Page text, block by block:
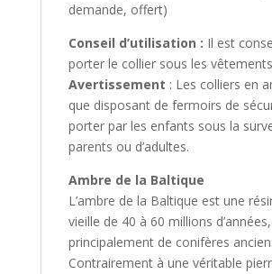
demande, offert)
Conseil d’utilisation : Il est
porter le collier sous les
Avertissement : Les colliers en
que disposant de fermoirs de
porter par les enfants sous la
parents ou d’adultes.
Ambre de la Baltique
L’ambre de la Baltique est une
vieille de 40 à 60 millions
principalement de conifères
Contrairement à une véritable